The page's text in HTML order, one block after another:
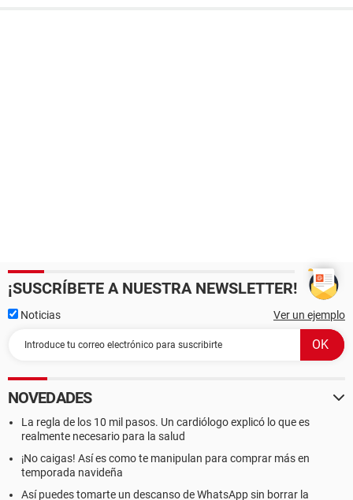
¡SUSCRÍBETE A NUESTRA NEWSLETTER!
Noticias Ver un ejemplo
NOVEDADES
La regla de los 10 mil pasos. Un cardiólogo explicó lo que es
realmente necesario para la salud
¡No caigas! Así es como te manipulan para comprar más en
temporada navideña
Así puedes tomarte un descanso de WhatsApp sin borrar la